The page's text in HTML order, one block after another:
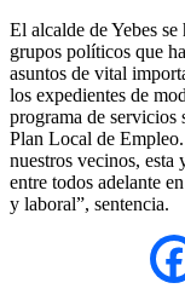
El alcalde de Yebes
grupos políticos que
asuntos de vital
los expedientes de
programa de servicios
Plan Local de
nuestros vecinos, esta
entre todos adelante
y laboral”, sentencia.